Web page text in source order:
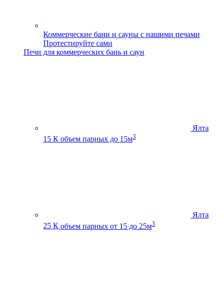
Коммерческие бани и сауны с нашими печами
Протестируйте сами
Печи для коммерческих бань и саун
Ялта
15 К объем парных до 15м3
Ялта
25 К объем парных от 15 до 25м3